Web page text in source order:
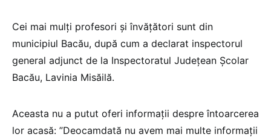
Cei mai mulți profesori și învățători sunt din
municipiul Bacău, după cum a declarat inspectorul
general adjunct de la Inspectoratul Județean Școlar
Bacău, Lavinia Misăilă.
Aceasta nu a putut oferi informații despre întoarcerea
lor acasă: ”Deocamdată nu avem mai multe informații